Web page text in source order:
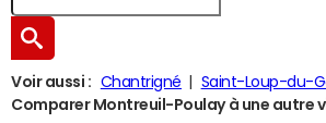
Voir aussi : Chantrigné Saint-Loup-du-
Comparer Montreuil-Poulay à une autre